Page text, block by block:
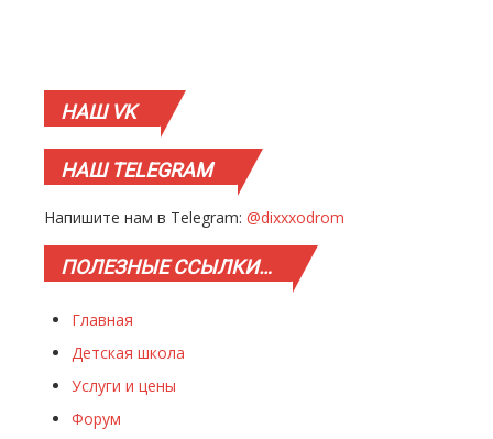
НАШVK
НАШTELEGRAM
Напишите нам в Telegram: @dixxxodrom
ПОЛЕЗНЫЕССЫЛКИ…
Главная
Детская школа
Услуги и цены
Форум